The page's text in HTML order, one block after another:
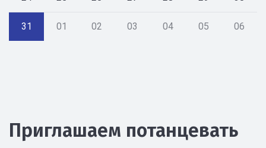
31 01 02 03 04 05 06
Приглашаем потанцевать